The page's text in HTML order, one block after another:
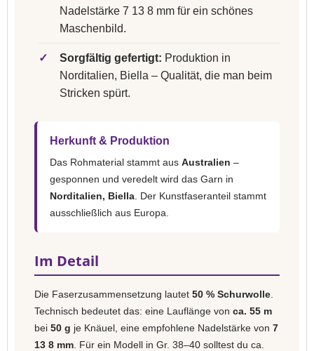
Nadelstärke 7 13 8 mm für ein schönes
Maschenbild.
✓ Sorgfältig gefertigt: Produktion in
Norditalien, Biella – Qualität, die man beim
Stricken spürt.
Herkunft & Produktion
Das Rohmaterial stammt aus Australien –
gesponnen und veredelt wird das Garn in
Norditalien, Biella . Der Kunstfaseranteil stammt
ausschließlich aus Europa.
Im Detail
Die Faserzusammensetzung lautet 50 % Schurwolle
Technisch bedeutet das: eine Lauflänge von ca. 55 m
bei 50 g je Knäuel, eine empfohlene Nadelstärke von 7
13 8 mm . Für ein Modell in Gr. 38–40 solltest du ca.